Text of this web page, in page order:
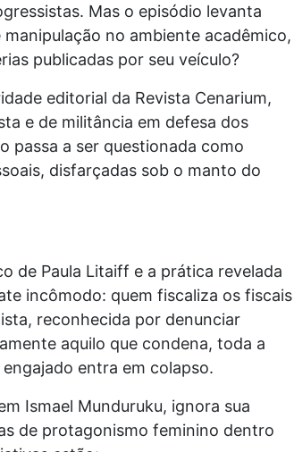
Mas o episódio levanta
no ambiente acadêmico,
publicadas por seu veículo?
editorial da Revista Cenarium,
e de militância em defesa dos
passa a ser questionada como
disfarçadas sob o manto do
de Paula Litaiff e a prática revelada
incômodo: quem fiscaliza os fiscais
reconhecida por denunciar
aquilo que condena, toda a
entra em colapso.
Ismael Munduruku, ignora sua
de protagonismo feminino dentro